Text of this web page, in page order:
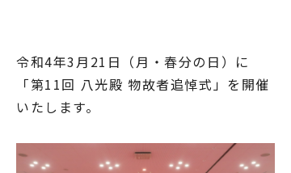
令和4年3月21日（月・春分の日）に
「第11回 八光殿 物故者追悼式」を開催
いたします。